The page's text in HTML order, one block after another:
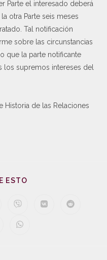
Parte el interesado deberá
otra Parte seis meses
Tal notificación
sobre las circunstancias
que la parte notificante
supremos intereses del
Historia de las Relaciones
ESTO